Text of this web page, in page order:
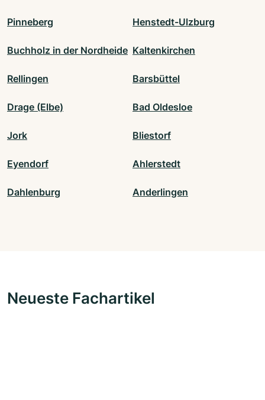
Pinneberg Henstedt-Ulzburg
Buchholz in der Nordheide Kaltenkirchen
Rellingen Barsbüttel
Drage (Elbe) Bad Oldesloe
Jork Bliestorf
Eyendorf Ahlerstedt
Dahlenburg Anderlingen
Neueste Fachartikel